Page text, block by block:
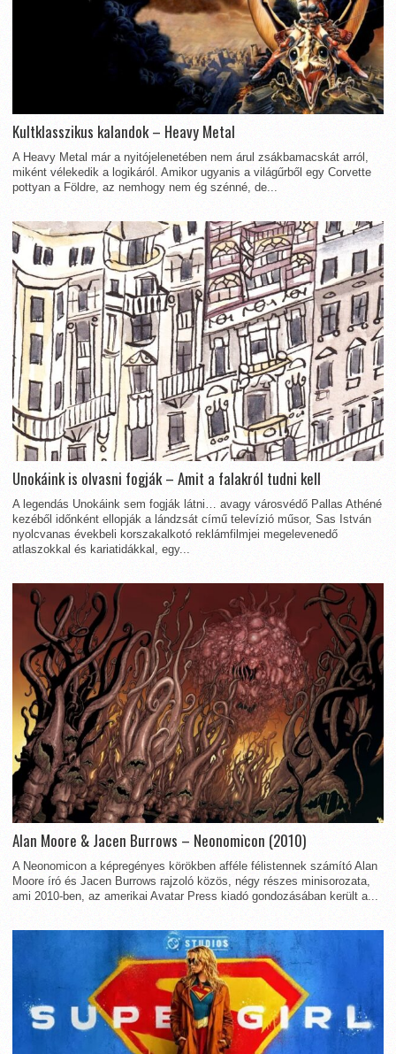
Kultklasszikus kalandok – Heavy Metal
A Heavy Metal már a nyitójelenetében nem árul zsákbamacskát arról,
miként vélekedik a logikáról. Amikor ugyanis a világűrből egy Corvette
pottyan a Földre, az nemhogy nem ég szénné, de...
Unokáink is olvasni fogják – Amit a falakról tudni kell
A legendás Unokáink sem fogják látni… avagy városvédő Pallas Athéné
kezéből időnként ellopják a lándzsát című televízió műsor, Sas István
nyolcvanas évekbeli korszakalkotó reklámfilmjei megelevenedő
atlaszokkal és kariatidákkal, egy...
Alan Moore & Jacen Burrows – Neonomicon (2010)
A Neonomicon a képregényes körökben afféle félistennek számító Alan
Moore író és Jacen Burrows rajzoló közös, négy részes minisorozata,
ami 2010-ben, az amerikai Avatar Press kiadó gondozásában került a...